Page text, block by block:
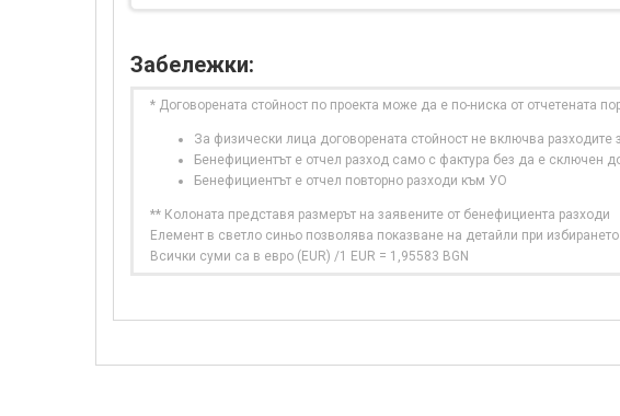
Забележки:
* Договорената стойност по проекта може да е по-ниска от отчетената
За физически лица договорената стойност не включва разходите
Бенефициентът е отчел разход само с фактура без да е сключен
Бенефициентът е отчел повторно разходи към УО
** Колоната представя размерът на заявените от бенефициента разходи
Елемент в светло синьо позволява показване на детайли при
Всички суми са в евро (EUR) /1 EUR = 1,95583 BGN